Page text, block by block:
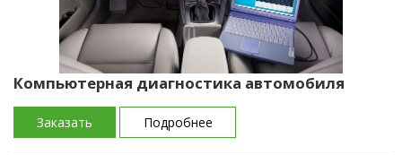
Компьютерная диагностика автомобиля
Заказать Подробнее